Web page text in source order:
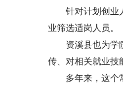
针对计划创业人
业筛选适岗人员。
资溪县也为学院
传、对相关就业技
多年来，这个常